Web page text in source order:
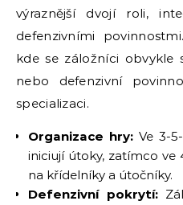
výraznější dvojí roli,
defenzivními
kde se záložníci obvykle
nebo defenzivní
specializaci.
Organizace hry:Ve 3-
iniciují útoky, zatímco ve
na křídelníky a útočníky.
Defenzivní pokrytí: